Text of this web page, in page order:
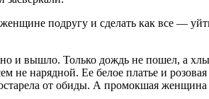
подругу и сделать как все —
вышло. Только дождь не пошел, а
нарядной. Ее белое платье и
от обиды. А промокшая женщина